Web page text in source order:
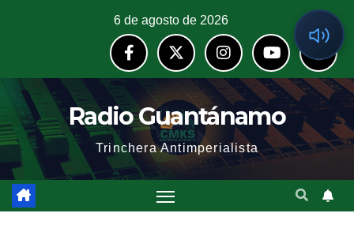
6 de agosto de 2026
Radio Guantánamo
Trinchera Antimperialista